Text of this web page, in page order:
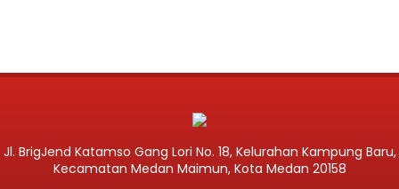
Jl. BrigJend Katamso Gang Lori No. 18, Kelurahan Kampung Baru,
Kecamatan Medan Maimun, Kota Medan 20158